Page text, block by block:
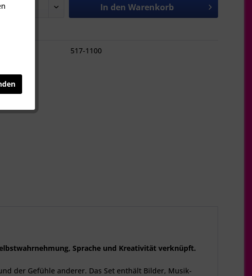
In den Warenkorb
517-1100
Sprache und Kreativität verknüpft.
der Gefühle anderer. Das Set enthält Bilder, Musik-